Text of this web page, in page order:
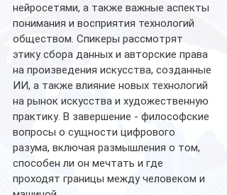
нейросетями, а также важные аспекты
понимания и восприятия технологий
обществом. Спикеры рассмотрят
этику сбора данных и авторские права
на произведения искусства, созданные
ИИ, а также влияние новых технологий
на рынок искусства и художественную
практику. В завершение - философские
вопросы о сущности цифрового
разума, включая размышления о том,
способен ли он мечтать и где
проходят границы между человеком и